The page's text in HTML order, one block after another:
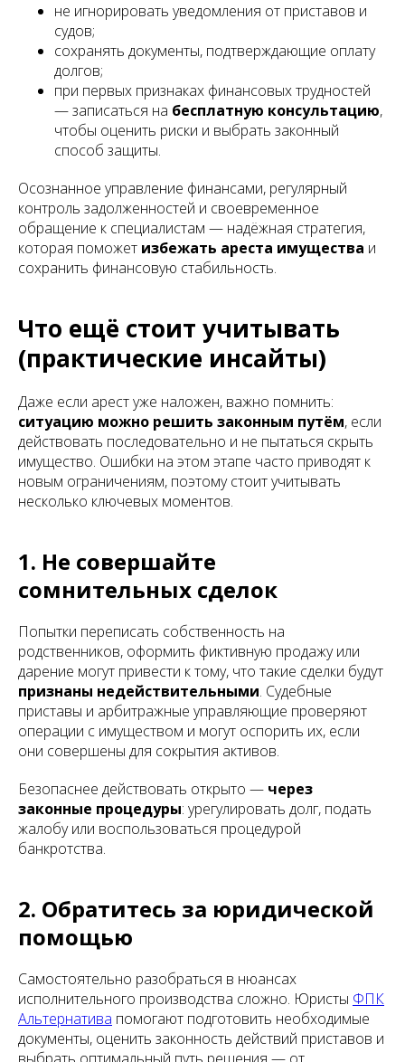
не игнорировать уведомления от приставов и
судов;
сохранять документы, подтверждающие оплату
долгов;
при первых признаках финансовых трудностей
— записаться на бесплатную консультацию,
чтобы оценить риски и выбрать законный
способ защиты.
Осознанное управление финансами, регулярный
контроль задолженностей и своевременное
обращение к специалистам — надёжная стратегия,
которая поможет избежать ареста имущества и
сохранить финансовую стабильность.
Что ещё стоит учитывать
(практические инсайты)
Даже если арест уже наложен, важно помнить:
ситуацию можно решить законным путём, если
действовать последовательно и не пытаться скрыть
имущество. Ошибки на этом этапе часто приводят к
новым ограничениям, поэтому стоит учитывать
несколько ключевых моментов.
1. Не совершайте
сомнительных сделок
Попытки переписать собственность на
родственников, оформить фиктивную продажу или
дарение могут привести к тому, что такие сделки будут
признаны недействительными. Судебные
приставы и арбитражные управляющие проверяют
операции с имуществом и могут оспорить их, если
они совершены для сокрытия активов.
Безопаснее действовать открыто — через
законные процедуры: урегулировать долг, подать
жалобу или воспользоваться процедурой
банкротства.
2. Обратитесь за юридической
помощью
Самостоятельно разобраться в нюансах
исполнительного производства сложно. Юристы ФПК
Альтернатива помогают подготовить необходимые
документы, оценить законность действий приставов и